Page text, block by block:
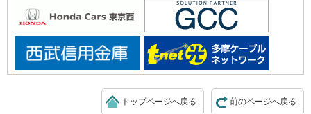
前のページへ戻る
トップページへ戻る